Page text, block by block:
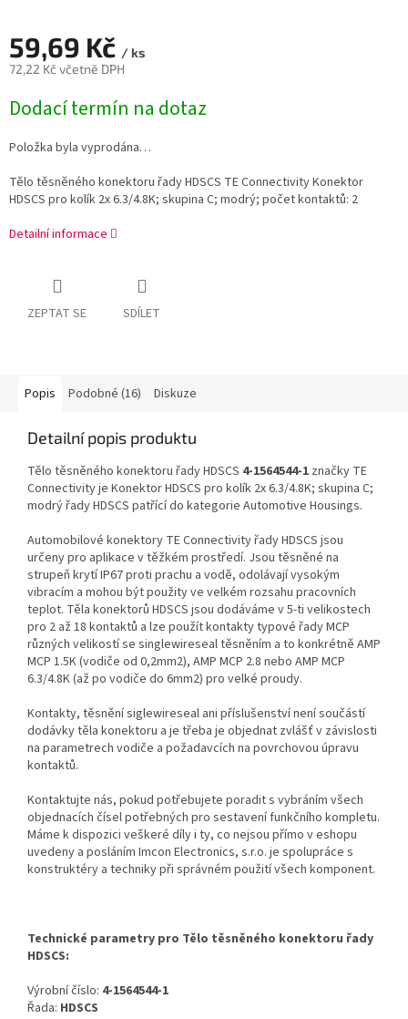
59,69 Kč / ks
72,22 Kč včetně DPH
cena:
Dodací termín na dotaz
Položka byla vyprodána…
Tělo těsněného konektoru řady HDSCS TE Connectivity Konektor
HDSCS pro kolík 2x 6.3/4.8K; skupina C; modrý; počet kontaktů: 2
Detailní informace
ZEPTAT SE SDÍLET
Popis Podobné (16) Diskuze
Detailní popis produktu
Tělo těsněného konektoru řady HDSCS 4-1564544-1 značky TE
Connectivity je Konektor HDSCS pro kolík 2x 6.3/4.8K; skupina C;
modrý řady HDSCS patřící do kategorie Automotive Housings.
Automobilové konektory TE Connectivity řady HDSCS jsou
určeny pro aplikace v těžkém prostředí. Jsou těsněné na
strupeň krytí IP67 proti prachu a vodě, odolávají vysokým
vibracím a mohou být použity ve velkém rozsahu pracovních
teplot. Těla konektorů HDSCS jsou dodáváme v 5-ti velikostech
pro 2 až 18 kontaktů a lze použít kontakty typové řady MCP
různých velikostí se singlewireseal těsněním a to konkrétně AMP
MCP 1.5K (vodiče od 0,2mm2), AMP MCP 2.8 nebo AMP MCP
6.3/4.8K (až po vodiče do 6mm2) pro velké proudy.
Kontakty, těsnění siglewireseal ani příslušenství není součástí
dodávky těla konektoru a je třeba je objednat zvlášť v závislosti
na parametrech vodiče a požadavcích na povrchovou úpravu
kontaktů.
Kontaktujte nás, pokud potřebujete poradit s vybráním všech
objednacích čísel potřebných pro sestavení funkčního kompletu.
Máme k dispozici veškeré díly i ty, co nejsou přímo v eshopu
uvedeny a posláním Imcon Electronics, s.r.o. je spolupráce s
konstruktéry a techniky při správném použití všech komponent.
Technické parametry pro Tělo těsněného konektoru řady
HDSCS:
Výrobní číslo: 4-1564544-1
Řada: HDSCS